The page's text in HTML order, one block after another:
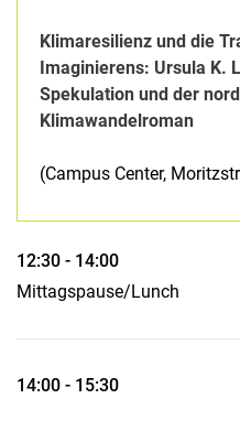
Klimaresilienz und die
Imaginierens: Ursula K.
Spekulation und der
Klimawandelroman
(Campus Center,
12:30 - 14:00
Mittagspause/Lunch
14:00 - 15:30